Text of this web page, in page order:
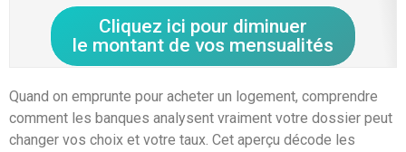
Cliquez ici pour diminuer
le montant de vos mensualités
Quand on emprunte pour acheter un logement, comprendre
comment les banques analysent vraiment votre dossier peut
changer vos choix et votre taux. Cet aperçu décode les